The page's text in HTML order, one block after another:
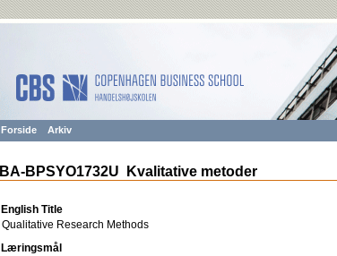
Forside Arkiv
BA-BPSYO1732U Kvalitative metoder
English Title
Qualitative Research Methods
Læringsmål